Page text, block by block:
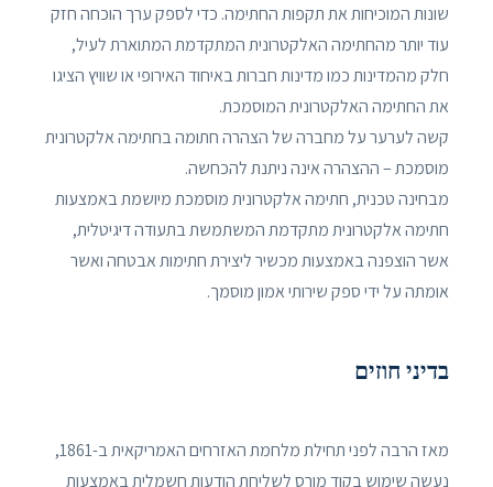
שונות המוכיחות את תקפות החתימה. כדי לספק ערך הוכחה חזק
עוד יותר מהחתימה האלקטרונית המתקדמת המתוארת לעיל,
חלק מהמדינות כמו מדינות חברות באיחוד האירופי או שוויץ הציגו
את החתימה האלקטרונית המוסמכת.
קשה לערער על מחברה של הצהרה חתומה בחתימה אלקטרונית
מוסמכת – ההצהרה אינה ניתנת להכחשה.
מבחינה טכנית, חתימה אלקטרונית מוסמכת מיושמת באמצעות
חתימה אלקטרונית מתקדמת המשתמשת בתעודה דיגיטלית,
אשר הוצפנה באמצעות מכשיר ליצירת חתימות אבטחה ואשר
אומתה על ידי ספק שירותי אמון מוסמך.
בדיני חוזים
מאז הרבה לפני תחילת מלחמת האזרחים האמריקאית ב-1861,
נעשה שימוש בקוד מורס לשליחת הודעות חשמלית באמצעות